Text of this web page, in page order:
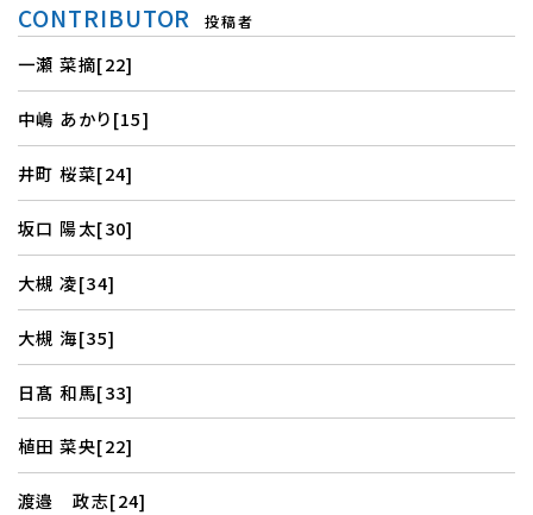
CONTRIBUTOR 投稿者
一瀬 菜摘[22]
中嶋 あかり[15]
井町 桜菜[24]
坂口 陽太[30]
大槻 凌[34]
大槻 海[35]
日髙 和馬[33]
植田 菜央[22]
渡邉 政志[24]